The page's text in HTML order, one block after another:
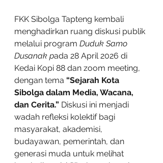
FKK Sibolga Tapteng kembali
menghadirkan ruang diskusi publik
melalui program Duduk Samo
Dusanak pada 28 April 2026 di
Kedai Kopi 88 dan zoom meeting,
dengan tema “Sejarah Kota
Sibolga dalam Media, Wacana,
dan Cerita.” Diskusi ini menjadi
wadah refleksi kolektif bagi
masyarakat, akademisi,
budayawan, pemerintah, dan
generasi muda untuk melihat